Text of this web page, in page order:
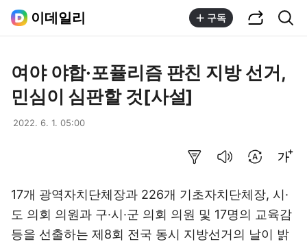
이데일리 구독
여야 야합·포퓰리즘 판친 지방 선거,
민심이 심판할 것[사설]
2022. 6. 1. 05:00
17개 광역자치단체장과 226개 기초자치단체장, 시·
도 의회 의원과 구·시·군 의회 의원 및 17명의 교육감
등을 선출하는 제8회 전국 동시 지방선거의 날이 밝